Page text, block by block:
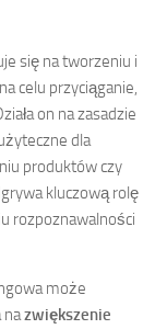
się na tworzeniu i
celu przyciąganie,
on na zasadzie
dla
produktów czy
kluczową rolę
rozpoznawalności
może
nazwiększenie